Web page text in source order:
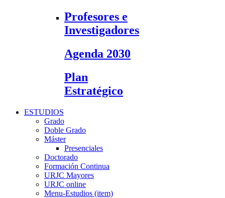
Profesores e
Investigadores
Agenda 2030
Plan
Estratégico
ESTUDIOS
Grado
Doble Grado
Máster
Presenciales
Doctorado
Formación Continua
URJC Mayores
URJC online
Menu-Estudios (item)